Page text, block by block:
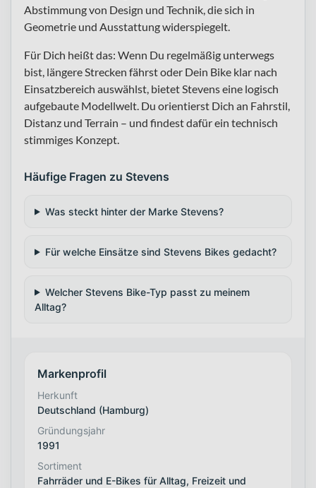
Abstimmung von Design und Technik, die sich in
Geometrie und Ausstattung widerspiegelt.
Für Dich heißt das: Wenn Du regelmäßig unterwegs
bist, längere Strecken fährst oder Dein Bike klar nach
Einsatzbereich auswählst, bietet Stevens eine logisch
aufgebaute Modellwelt. Du orientierst Dich an Fahrstil,
Distanz und Terrain – und findest dafür ein technisch
stimmiges Konzept.
Häufige Fragen zu Stevens
Was steckt hinter der Marke Stevens?
Für welche Einsätze sind Stevens Bikes gedacht?
Welcher Stevens Bike-Typ passt zu meinem
Alltag?
Markenprofil
Herkunft
Deutschland (Hamburg)
Gründungsjahr
1991
Sortiment
Fahrräder und E-Bikes für Alltag, Freizeit und